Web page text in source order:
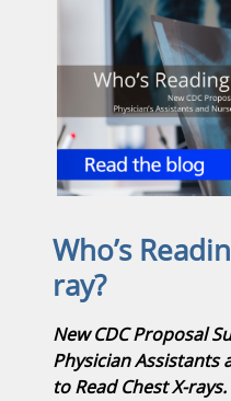
Who’s
ray?
New CDC Proposal
Physician Assistants
to Read Chest X-rays.